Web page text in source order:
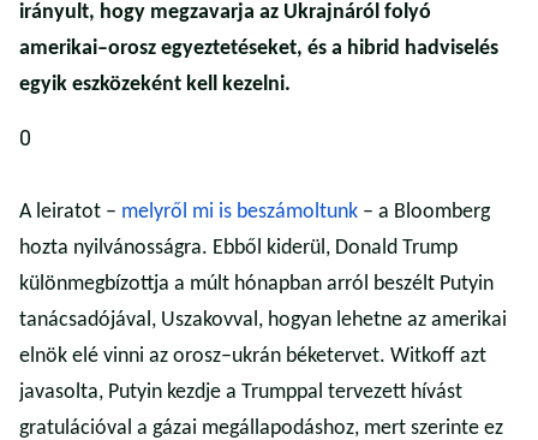
irányult, hogy megzavarja az Ukrajnáról folyó
amerikai–orosz egyeztetéseket, és a hibrid hadviselés
egyik eszközeként kell kezelni.
0
A leiratot – melyről mi is beszámoltunk – a Bloomberg
hozta nyilvánosságra. Ebből kiderül, Donald Trump
különmegbízottja a múlt hónapban arról beszélt Putyin
tanácsadójával, Uszakovval, hogyan lehetne az amerikai
elnök elé vinni az orosz–ukrán béketervet. Witkoff azt
javasolta, Putyin kezdje a Trumppal tervezett hívást
gratulációval a gázai megállapodáshoz, mert szerinte ez